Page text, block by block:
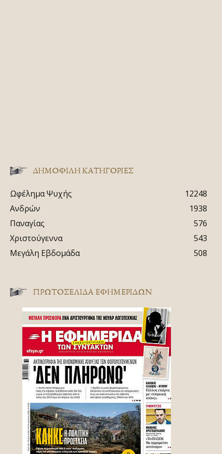
ΔΗΜΟΦΙΛΗ ΚΑΤΗΓΟΡΙΕΣ
Ωφέλημα Ψυχής
12248
Ανδρών
1938
Παναγίας
576
Χριστούγεννα
543
Μεγάλη Εβδομάδα
508
ΠΡΩΤΟΣΈΛΙΔΑ ΕΦΗΜΕΡΊΔΩΝ